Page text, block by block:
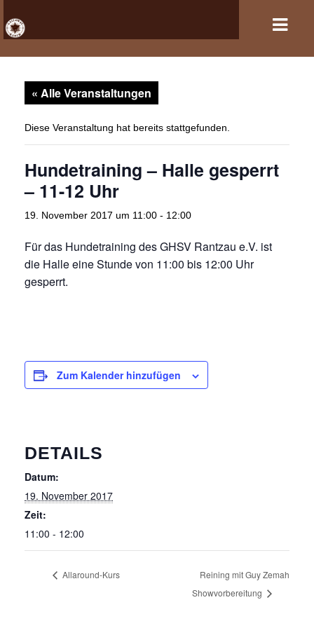
HOME
VERANSTALTUNGEN
REITANLAGE
GASTBOXEN UND PENSION
DER VEREIN
KONTAKT
« Alle Veranstaltungen
Diese Veranstaltung hat bereits stattgefunden.
Hundetraining – Halle gesperrt
– 11-12 Uhr
19. November 2017 um 11:00 - 12:00
Für das Hundetraining des GHSV Rantzau e.V. ist
die Halle eine Stunde von 11:00 bis 12:00 Uhr
gesperrt.
Zum Kalender hinzufügen
DETAILS
Datum:
19. November 2017
Zeit:
11:00 - 12:00
Allaround-Kurs
Reining mit Guy Zemah
Showvorbereitung